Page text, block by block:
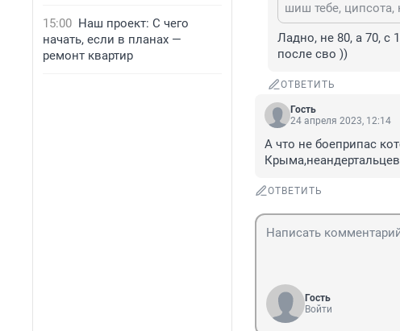
15:00 Наш проект: С чего
начать, если в планах —
ремонт квартир
шиш тебе,
Ладно, не 80, а 70, с
после сво ))
ОТВЕТИТЬ
Гость
24 апреля 2023, 12:14
А что не боеприпас
ОТВЕТИТЬ
Гость
Войти